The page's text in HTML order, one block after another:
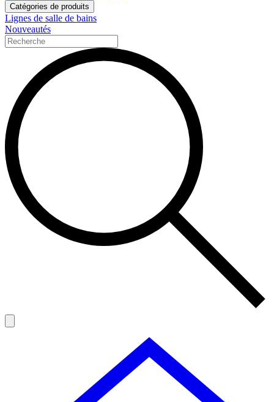
Catégories de produits
Lignes de salle de bains
Nouveautés